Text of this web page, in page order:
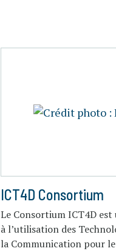
ICT4D Consortium
Le Consortium ICT4D
à l’utilisation des
la Communication pour